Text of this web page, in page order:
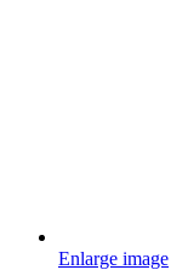
Enlarge image